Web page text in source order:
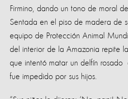
Firmino, dando un tono de moral
Sentada en el piso de madera de
equipo de Protección Animal
del interior de la Amazonia repite
que intentó matar un delfín rosado
fue impedido por sus hijos.